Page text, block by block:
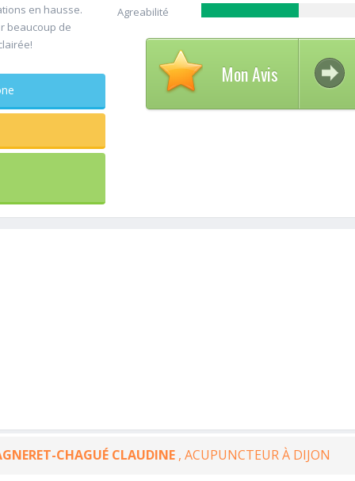
en hausse.
beaucoup de
Agreabilité
Mon Avis
CHAGUÉ CLAUDINE , ACUPUNCTEUR À DIJON
sagesse extraites
...lire plus